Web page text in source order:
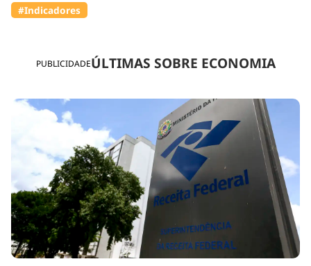
PUBLICIDADEÚLTIMAS SOBRE ECONOMIA
#Indicadores